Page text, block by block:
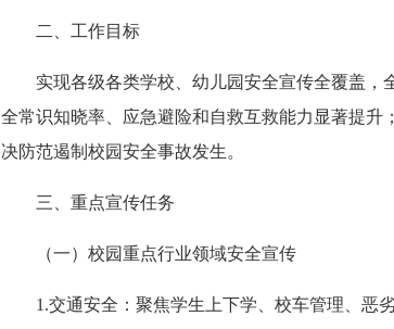
二、工作目标
实现各级各类学校、幼儿园安全宣传全覆盖
全常识知晓率、应急避险和自救互救能力显著提
决防范遏制校园安全事故发生。
三、重点宣传任务
（一）校园重点行业领域安全宣传
1.交通安全 ： 聚焦学生上下学、校车管理、恶